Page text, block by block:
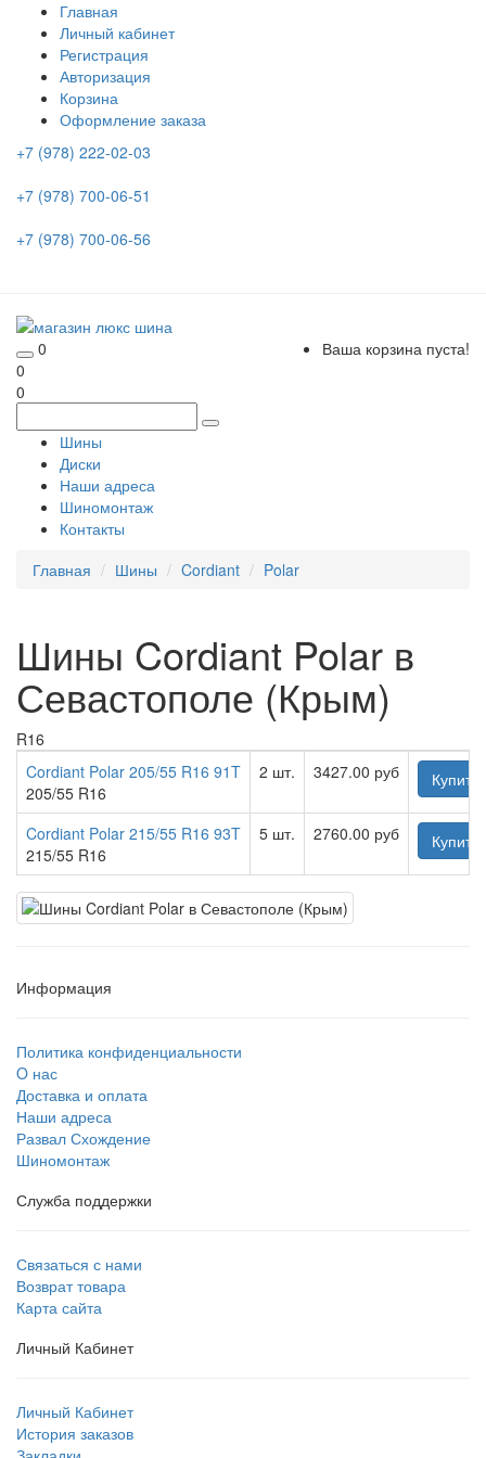
Главная
Личный кабинет
Регистрация
Авторизация
Корзина
Оформление заказа
+7 (978) 222-02-03
+7 (978) 700-06-51
+7 (978) 700-06-56
0
Ваша корзина пуста!
0
0
Шины
Диски
Наши адреса
Шиномонтаж
Контакты
Главная
Шины Cordiant Polar
Шины Cordiant Polar в
Севастополе (Крым)
R16
Cordiant Polar 205/55 R16 91T
205/55 R16
2 шт. 3427.00 руб Купить
Cordiant Polar 215/55 R16 93T
215/55 R16
5 шт. 2760.00 руб Купить
Информация
Политика конфиденциальности
O нас
Доставка и оплата
Наши адреса
Развал Схождение
Шиномонтаж
Служба поддержки
Связаться с нами
Возврат товара
Карта сайта
Личный Кабинет
Личный Кабинет
История заказов